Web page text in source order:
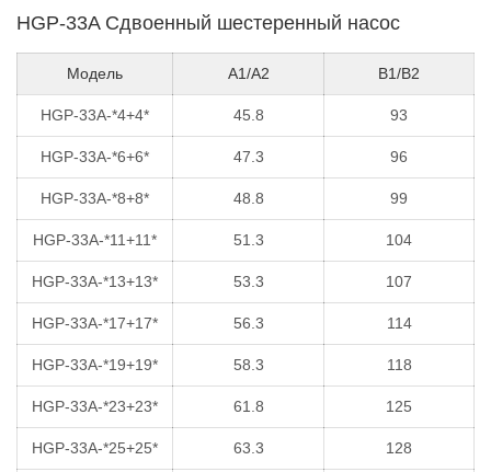
HGP-33A Сдвоенный шестеренный насос
Модель A1/A2 B1/B2
HGP-33A-*4+4* 45.8 93
HGP-33A-*6+6* 47.3 96
HGP-33A-*8+8* 48.8 99
HGP-33A-*11+11* 51.3 104
HGP-33A-*13+13* 53.3 107
HGP-33A-*17+17* 56.3 114
HGP-33A-*19+19* 58.3 118
HGP-33A-*23+23* 61.8 125
HGP-33A-*25+25* 63.3 128